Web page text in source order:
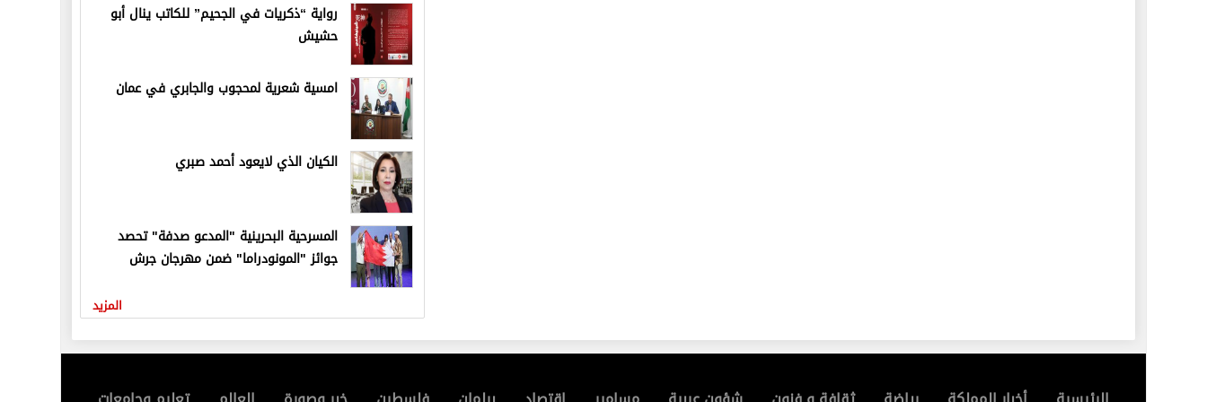
رواية “ذكريات في الجحيم” للكاتب ينال أبو
حشيش
امسية شعرية لمحجوب والجابري في عمان
الكيان الذي لايعود أحمد صبري
المسرحية البحرينية "المدعو صدفة" تحصد
جوائز "المونودراما" ضمن مهرجان جرش
المزيد